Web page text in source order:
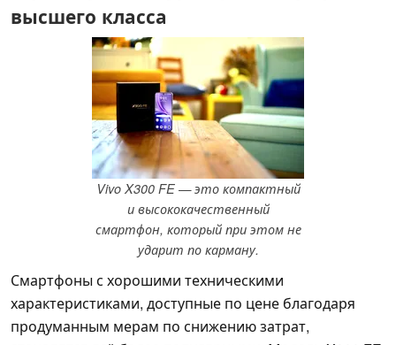
высшего класса
Vivo X300 FE — это компактный
и высококачественный
смартфон, который при этом не
ударит по карману.
Смартфоны с хорошими техническими
характеристиками, доступные по цене благодаря
продуманным мерам по снижению затрат,